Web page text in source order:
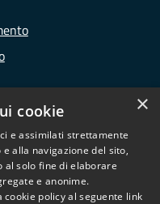
Copyright © 2026 • Ufficio
×
cookie
e assimilati strettamente
alla navigazione del sito,
al solo fine di elaborare
e anonime.
policy al seguente link